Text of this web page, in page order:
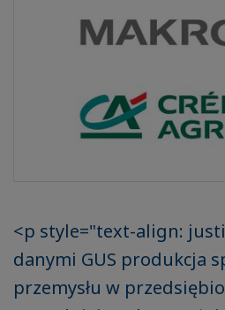
<p style="text-align:
danymi GUS produkcja
przemysłu w